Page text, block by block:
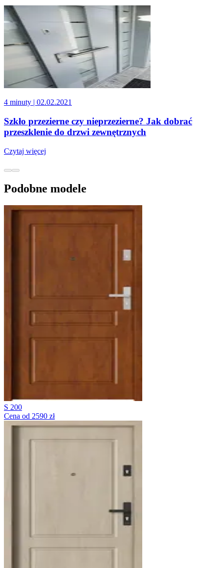
4 minuty | 02.02.2021
Szkło przezierne czy nieprzezierne? Jak dobrać
przeszklenie do drzwi zewnętrznych
Czytaj więcej
Podobne modele
S 200
Cena od 2590 zł